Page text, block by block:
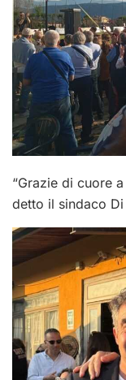
“Grazie di cuore
detto il sindaco